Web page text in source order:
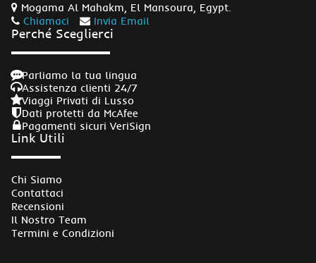
Mogama Al Mahakm, El Mansoura, Egypt.
Chiamaci
Invia Email
Perché Sceglierci
Parliamo la tua lingua
Assistenza clienti 24/7
Viaggi Privati di Lusso
Dati protetti da McAfee
Pagamenti sicuri VeriSign
Link Utili
Chi Siamo
Contattaci
Recensioni
Il Nostro Team
Termini e Condizioni